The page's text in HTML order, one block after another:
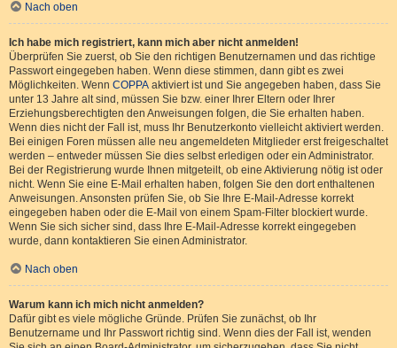
Nach oben
Ich habe mich registriert, kann mich aber nicht anmelden!
Überprüfen Sie zuerst, ob Sie den richtigen Benutzernamen und das richtige
Passwort eingegeben haben. Wenn diese stimmen, dann gibt es zwei
Möglichkeiten. Wenn COPPA aktiviert ist und Sie angegeben haben, dass Sie
unter 13 Jahre alt sind, müssen Sie bzw. einer Ihrer Eltern oder Ihrer
Erziehungsberechtigten den Anweisungen folgen, die Sie erhalten haben.
Wenn dies nicht der Fall ist, muss Ihr Benutzerkonto vielleicht aktiviert werden.
Bei einigen Foren müssen alle neu angemeldeten Mitglieder erst freigeschaltet
werden – entweder müssen Sie dies selbst erledigen oder ein Administrator.
Bei der Registrierung wurde Ihnen mitgeteilt, ob eine Aktivierung nötig ist oder
nicht. Wenn Sie eine E-Mail erhalten haben, folgen Sie den dort enthaltenen
Anweisungen. Ansonsten prüfen Sie, ob Sie Ihre E-Mail-Adresse korrekt
eingegeben haben oder die E-Mail von einem Spam-Filter blockiert wurde.
Wenn Sie sich sicher sind, dass Ihre E-Mail-Adresse korrekt eingegeben
wurde, dann kontaktieren Sie einen Administrator.
Nach oben
Warum kann ich mich nicht anmelden?
Dafür gibt es viele mögliche Gründe. Prüfen Sie zunächst, ob Ihr
Benutzername und Ihr Passwort richtig sind. Wenn dies der Fall ist, wenden